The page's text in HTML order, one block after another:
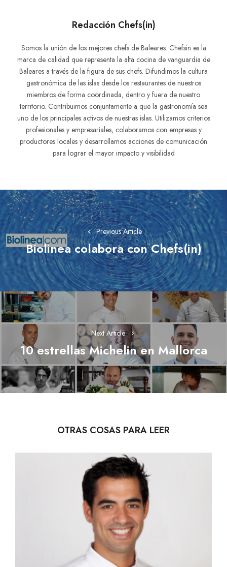
Redacción Chefs(in)
Somos la unión de los mejores chefs de Baleares. Chefsin es la
marca de calidad que representa la alta cocina de vanguardia de
Baleares a través de la figura de sus chefs. Difundimos la cultura
gastronómica de las islas desde los restaurantes de nuestros
miembros de forma coordinada, dentro y fuera de nuestro
territorio. Contribuimos conjuntamente a que la gastronomía sea
uno de los principales activos de nuestras islas. Utilizamos criterios
profesionales y empresariales, colaboramos con empresas y
productores locales y desarrollamos acciones de comunicación
Navegación
de
entradas
Previous Article
Previous
post:
Biolinea colabora con Chefs(in)
Next Article
Next
post:
10 estrellas Michelin en Mallorca